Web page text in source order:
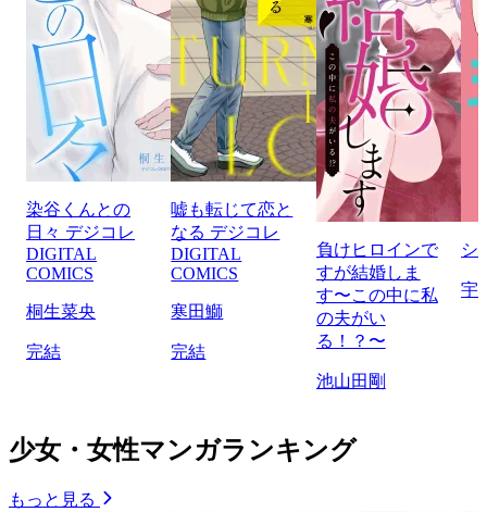
染谷くんとの
日々 デジコレ
DIGITAL
COMICS
桐生菜央
完結
嘘も転じて恋と
なる デジコレ
DIGITAL
COMICS
寒田鰤
完結
負けヒロインで
すが結婚しま
す〜この中に私
の夫がい
る！？〜
池山田剛
シ
宇
少女・女性マンガランキング
もっと見る